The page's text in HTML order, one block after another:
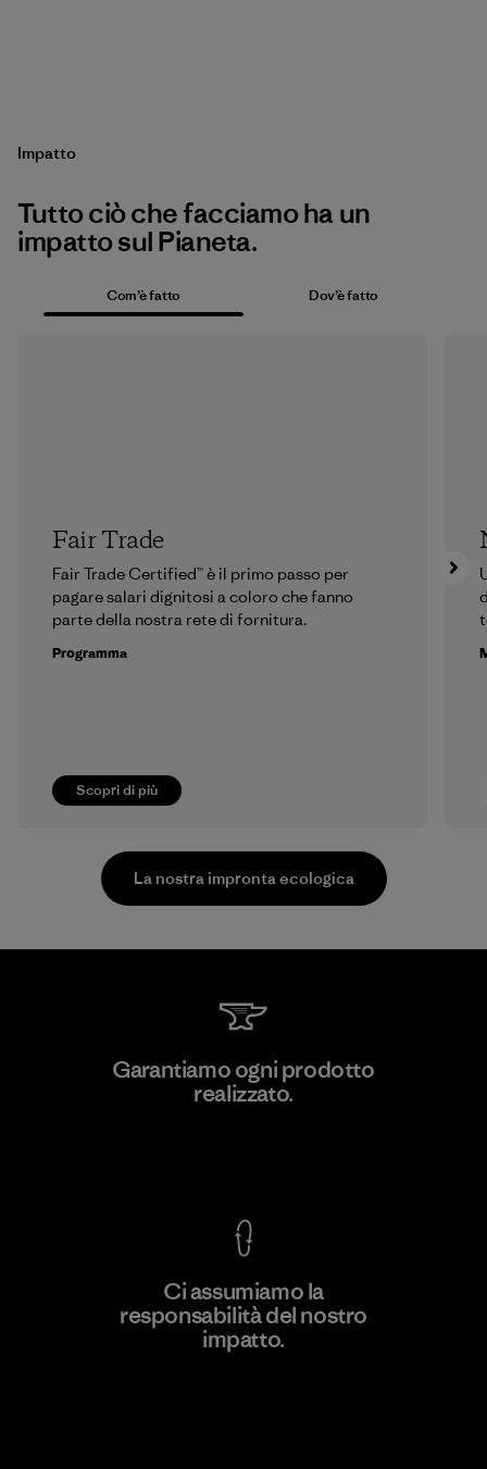
Impatto
Tutto ciò che facciamo ha un
impatto sul Pianeta.
Com’è fatto Dov’è fatto
Scopri di più
Fair Trade
Fair Trade Certified™ è il primo passo per
pagare salari dignitosi a coloro che fanno
parte della nostra rete di fornitura.
Programma
Scopri di più
MAS Active (Pvt) Ltd. - Asialine
La nostra impronta ecologica
Garantiamo ogni prodotto
realizzato.
Ci assumiamo la
responsabilità del nostro
impatto.